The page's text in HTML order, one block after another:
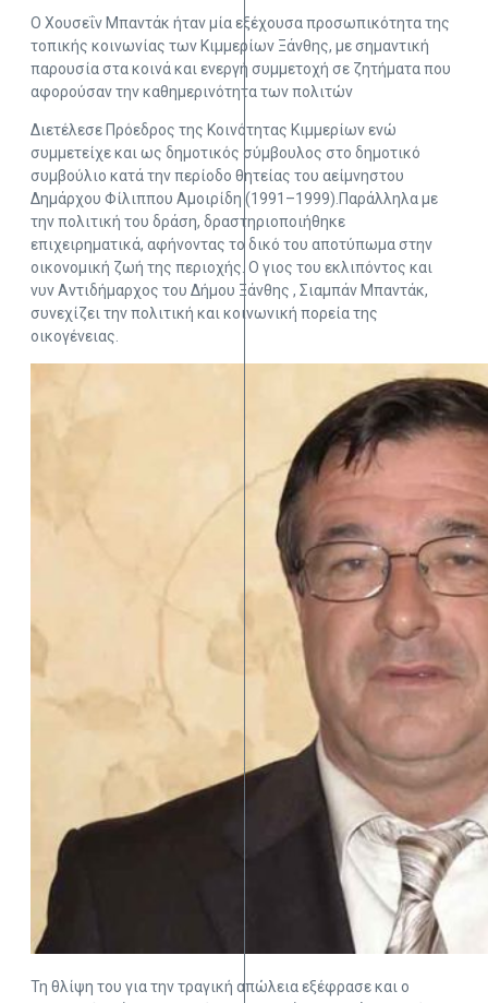
Ο Χουσεΐν Μπαντάκ ήταν μία εξέχουσα προσωπικότητα της
τοπικής κοινωνίας των Κιμμερίων Ξάνθης, με σημαντική
παρουσία στα κοινά και ενεργή συμμετοχή σε ζητήματα που
αφορούσαν την καθημερινότητα των πολιτών
Διετέλεσε Πρόεδρος της Κοινότητας Κιμμερίων ενώ
συμμετείχε και ως δημοτικός σύμβουλος στο δημοτικό
συμβούλιο κατά την περίοδο θητείας του αείμνηστου
Δημάρχου Φίλιππου Αμοιρίδη (1991–1999).Παράλληλα με
την πολιτική του δράση, δραστηριοποιήθηκε
επιχειρηματικά, αφήνοντας το δικό του αποτύπωμα στην
οικονομική ζωή της περιοχής. Ο γιος του εκλιπόντος και
νυν Αντιδήμαρχος του Δήμου Ξάνθης , Σιαμπάν Μπαντάκ,
συνεχίζει την πολιτική και κοινωνική πορεία της
οικογένειας.
Τη θλίψη του για την τραγική απώλεια εξέφρασε και ο